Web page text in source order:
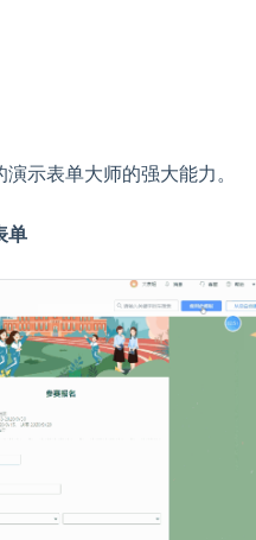
示表单大师的强大能力。
单